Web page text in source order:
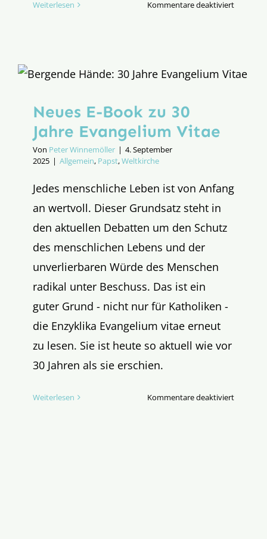
Weiterlesen Kommentare deaktiviertfür
Neues E-Book zu 30
Jahre Evangelium Vitae
Von Peter Winnemöller | 4. September
2025 | Allgemein, Papst,Weltkirche
Jedes menschliche Leben ist von Anfang
an wertvoll. Dieser Grundsatz steht in
den aktuellen Debatten um den Schutz
des menschlichen Lebens und der
unverlierbaren Würde des Menschen
radikal unter Beschuss. Das ist ein
guter Grund - nicht nur für Katholiken -
die Enzyklika Evangelium vitae erneut
zu lesen. Sie ist heute so aktuell wie vor
30 Jahren als sie erschien.
Weiterlesen Kommentare deaktiviertfür